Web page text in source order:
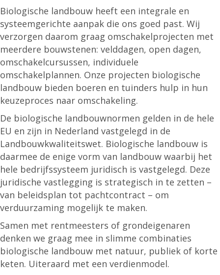
Biologische landbouw heeft een integrale en
systeemgerichte aanpak die ons goed past. Wij
verzorgen daarom graag omschakelprojecten met
meerdere bouwstenen: velddagen, open dagen,
omschakelcursussen, individuele
omschakelplannen. Onze projecten biologische
landbouw bieden boeren en tuinders hulp in hun
keuzeproces naar omschakeling.
De biologische landbouwnormen gelden in de hele
EU en zijn in Nederland vastgelegd in de
Landbouwkwaliteitswet. Biologische landbouw is
daarmee de enige vorm van landbouw waarbij het
hele bedrijfssysteem juridisch is vastgelegd. Deze
juridische vastlegging is strategisch in te zetten –
van beleidsplan tot pachtcontract – om
verduurzaming mogelijk te maken.
Samen met rentmeesters of grondeigenaren
denken we graag mee in slimme combinaties
biologische landbouw met natuur, publiek of korte
keten. Uiteraard met een verdienmodel.